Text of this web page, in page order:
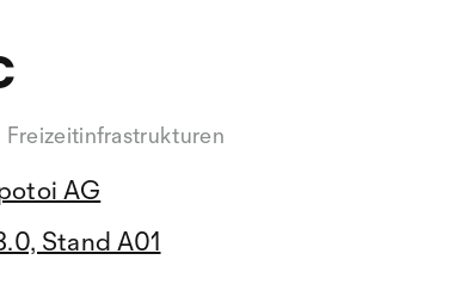
Freizeitinfrastrukturen
AG
Stand A01